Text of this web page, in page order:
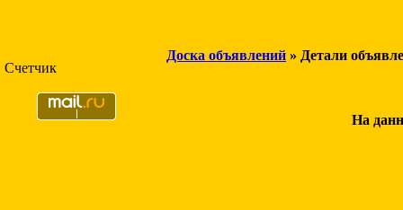
Счетчик
Доска объявлений » Детали
На